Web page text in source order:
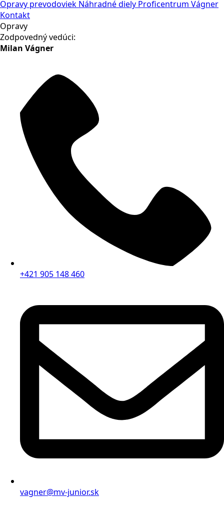
Opravy prevodoviek Náhradné diely Proficentrum Vágner
Kontakt
Opravy
Zodpovedný vedúci:
Milan Vágner
+421 905 148 460
vagner@mv-junior.sk